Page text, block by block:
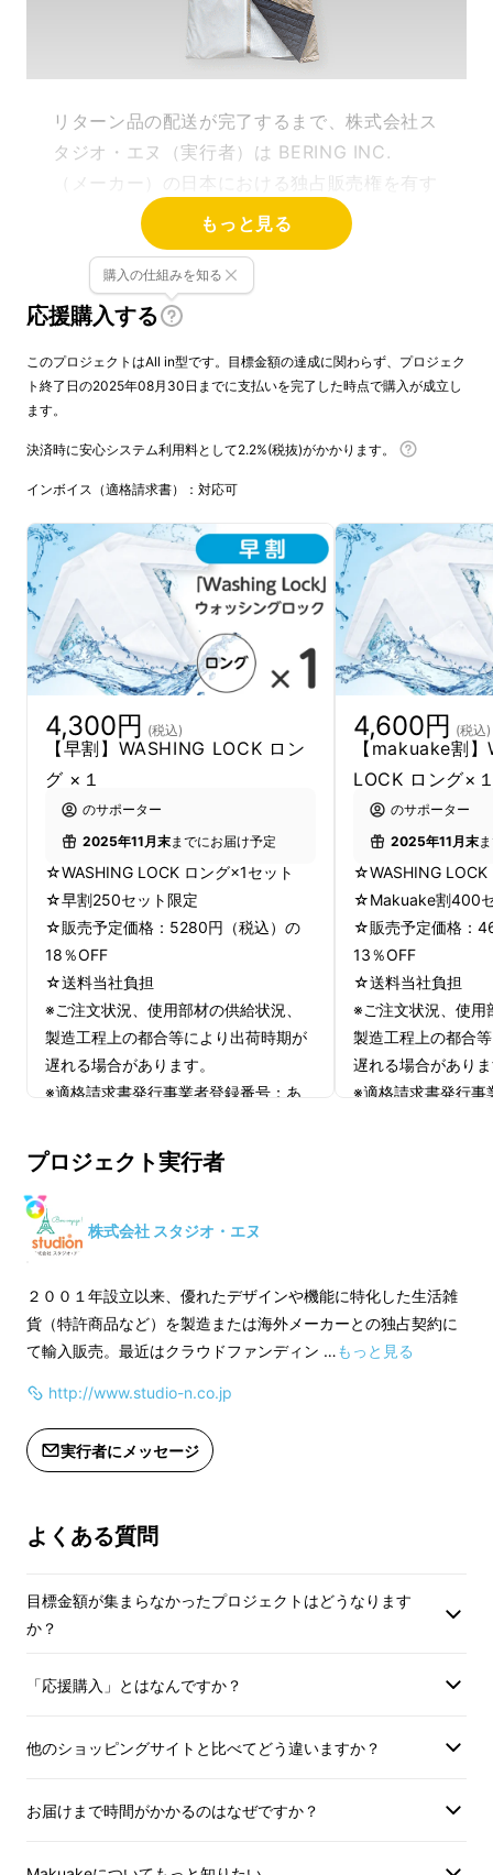
リターン品の配送が完了するまで、株式会社ス
タジオ・エヌ（実行者）は BERING INC.
（メーカー）の日本における独占販売権を有す
る正規代理店です。詳細に関しては、ページ下
部のリスク＆チャレンジをご確認ください。
一家に一枚！これからの洗濯の必
需品になることまちがいなし！
「Washing Lock(ウォッシン
グロック)」とは？
ロンかけが面倒くさい...クリーニングは費用も
時間もかかる...
「Washing Lock(ウォッシングロッ
ク)があれば、洗いにくい洗濯物も気
になった時に自宅ですぐ洗濯！
お気に入りの服だからこそ自分で洗い
「魔法の洗濯ネット」
Makuakeページ「Washing Lock(ウォッシン
前回は2,067人のサポーター の皆様に応援購入
前回希望が多かった
ロングコートバー
こういうの欲しかった！でも今までに
なかった洗濯ネットです！
もっと見る
応援購入する
購入の仕組みを知る
このプロジェクトはAll in型です。目標金額の達成に関わらず、プロジェク
ト終了日の2025年08月30日までに支払いを完了した時点で購入が成立し
ます。
決済時に安心システム利用料として2.2%(税抜)がかかります。
インボイス（適格請求書）：対応可
4,300円 (税込)
【早割】WASHING LOCK ロン
グ ×１
のサポーター
2025年11月末までにお届け予定
☆WASHING LOCK ロング×1セット
☆早割250セット限定
☆販売予定価格：5280円（税込）の
18％OFF
☆送料当社負担
※ご注文状況、使用部材の供給状況、
製造工程上の都合等により出荷時期が
遅れる場合があります。
※適格請求書発行事業者登録番号：あ
（適格請求書発行事業者登録番号の
記載のあるインボイスが必要な場合
は、Makuakeメッセージにて実行者に
直接お問合せください）
4,600円 (税込)
【makuake割
LOCK ロング×
のサポーター
2025年11月末
☆WASHING LOCK
☆Makuake割400
☆販売予定価格：
13％OFF
☆送料当社負担
※ご注文状況、使用
製造工程上の都合
遅れる場合があり
※適格請求書発行事
プロジェクト実行者
株式会社 スタジオ・エヌ
２００１年設立以来、優れたデザインや機能に特化した生活雑
貨（特許商品など）を製造または海外メーカーとの独占契約に
て輸入販売。最近はクラウドファンディン …もっと見る
http://www.studio-n.co.jp
実行者にメッセージ
よくある質問
目標金額が集まらなかったプロジェクトはどうなります
か？
「応援購入」とはなんですか？
他のショッピングサイトと比べてどう違いますか？
お届けまで時間がかかるのはなぜですか？